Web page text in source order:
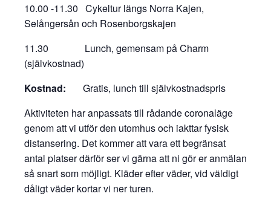
10.00 -11.30 Cykeltur längs Norra Kajen,
Selångersån och Rosenborgskajen
11.30 Lunch, gemensam på Charm
(självkostnad)
Kostnad:
Gratis, lunch till självkostnadspris
Aktiviteten har anpassats till rådande coronaläge
genom att vi utför den utomhus och iakttar fysisk
distansering. Det kommer att vara ett begränsat
antal platser därför ser vi gärna att ni gör er anmälan
så snart som möjligt. Kläder efter väder, vid väldigt
dåligt väder kortar vi ner turen.